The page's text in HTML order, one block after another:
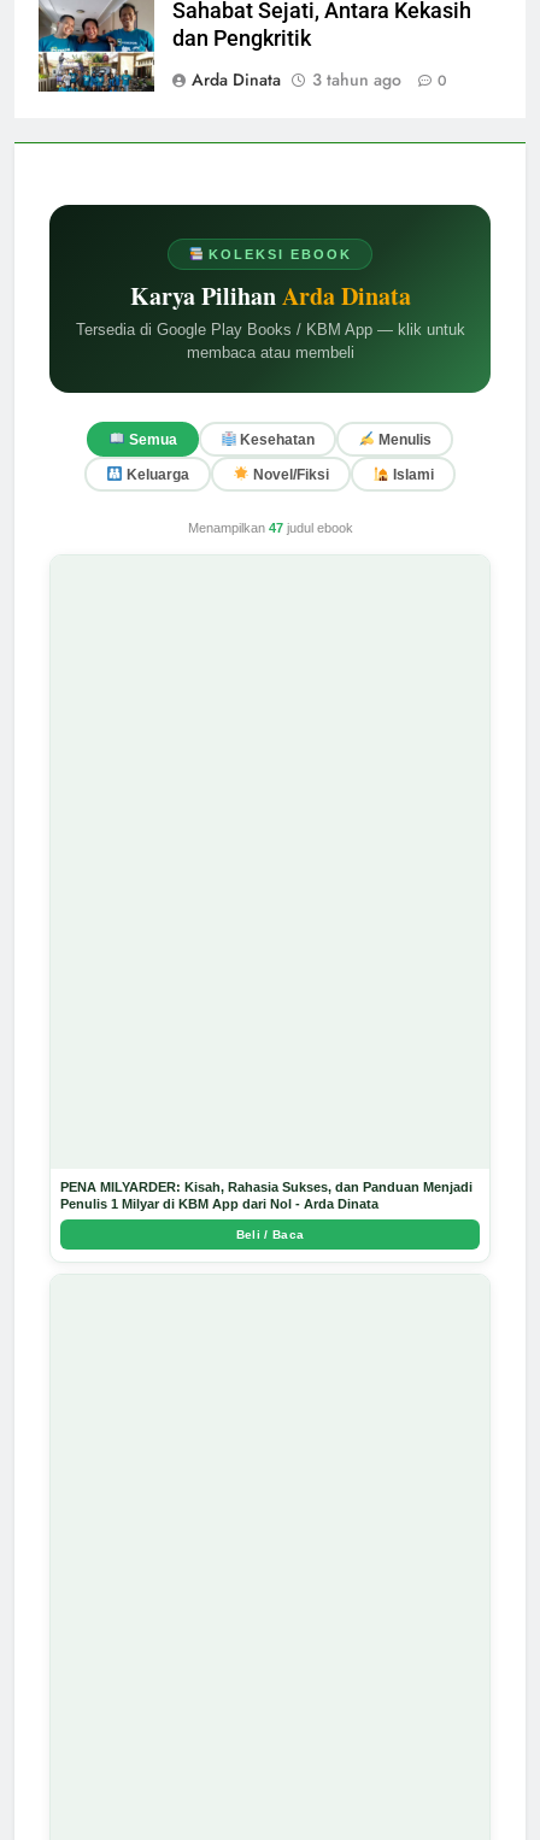
KOLEKSI EBOOK
Karya PilihanArda Dinata
Tersedia di Google Play Books / KBM App — klik untuk
membaca atau membeli
Semua Kesehatan Menulis
Keluarga Novel/Fiksi Islami
Menampilkan 47judul ebook
PENA MILYARDER: Kisah, Rahasia Sukses, dan Panduan Menjadi
Penulis 1 Milyar di KBM App dari Nol - Arda Dinata
Beli / Baca
Sahabat Sejati, Antara Kekasih
dan Pengkritik
Arda Dinata
3 tahun ago 0